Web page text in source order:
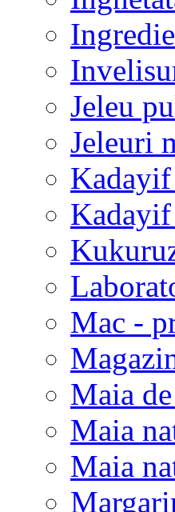
Jeleu
Jeleuri
Mac -
Maia
Maia
Maia